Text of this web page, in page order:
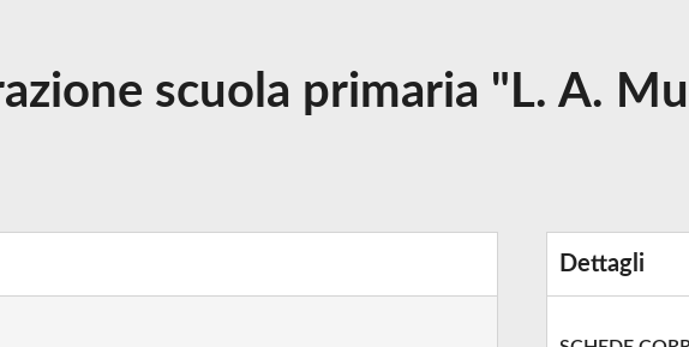
scuola primaria "L. A.
Dettagli